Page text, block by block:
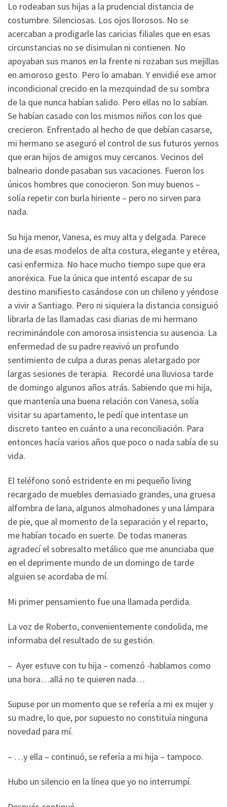
Lo rodeaban sus hijas a la prudencial distancia de
costumbre. Silenciosas. Los ojos llorosos. No se
acercaban a prodigarle las caricias filiales que en esas
circunstancias no se disimulan ni contienen. No
apoyaban sus manos en la frente ni rozaban sus mejillas
en amoroso gesto. Pero lo amaban. Y envidié ese amor
incondicional crecido en la mezquindad de su sombra
de la que nunca habían salido. Pero ellas no lo sabían.
Se habían casado con los mismos niños con los que
crecieron. Enfrentado al hecho de que debían casarse,
mi hermano se aseguró el control de sus futuros yernos
que eran hijos de amigos muy cercanos. Vecinos del
balneario donde pasaban sus vacaciones. Fueron los
únicos hombres que conocieron. Son muy buenos –
solía repetir con burla hiriente – pero no sirven para
nada.
Su hija menor, Vanesa, es muy alta y delgada. Parece
una de esas modelos de alta costura, elegante y etérea,
casi enfermiza. No hace mucho tiempo supe que era
anoréxica. Fue la única que intentó escapar de su
destino manifiesto casándose con un chileno y yéndose
a vivir a Santiago. Pero ni siquiera la distancia consiguió
librarla de las llamadas casi diarias de mi hermano
recriminándole con amorosa insistencia su ausencia. La
enfermedad de su padre reavivó un profundo
sentimiento de culpa a duras penas aletargado por
largas sesiones de terapia. Recordé una lluviosa tarde
de domingo algunos años atrás. Sabiendo que mi hija,
que mantenía una buena relación con Vanesa, solía
visitar su apartamento, le pedí que intentase un
discreto tanteo en cuánto a una reconciliación. Para
entonces hacía varios años que poco o nada sabía de su
vida.
El teléfono sonó estridente en mi pequeño living
recargado de muebles demasiado grandes, una gruesa
alfombra de lana, algunos almohadones y una lámpara
de pie, que al momento de la separación y el reparto,
me habían tocado en suerte. De todas maneras
agradecí el sobresalto metálico que me anunciaba que
en el deprimente mundo de un domingo de tarde
alguien se acordaba de mí.
Mi primer pensamiento fue una llamada perdida.
La voz de Roberto, convenientemente condolida, me
informaba del resultado de su gestión.
– Ayer estuve con tu hija – comenzó -hablamos como
una hora…allá no te quieren nada…
Supuse por un momento que se refería a mi ex mujer y
su madre, lo que, por supuesto no constituía ninguna
novedad para mí.
– …y ella – continuó, se refería a mi hija – tampoco.
Hubo un silencio en la línea que yo no interrumpí.